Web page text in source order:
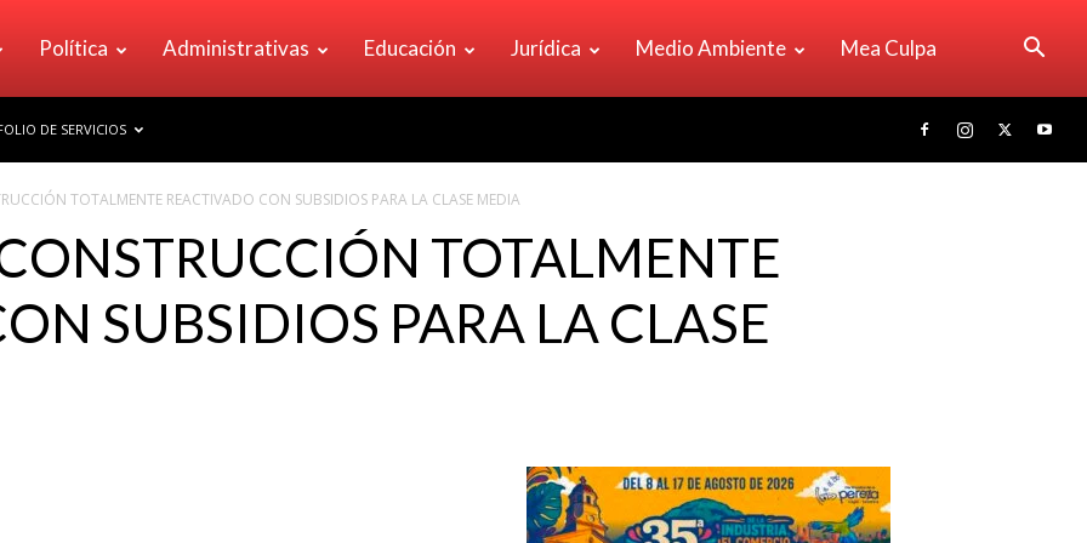
Política Administrativas Educación Jurídica Medio Ambiente Mea Culpa
DE SERVICIOS
TOTALMENTE REACTIVADO CON SUBSIDIOS PARA LA CLASE MEDIA
TOTALMENTE
SUBSIDIOS PARA LA CLASE